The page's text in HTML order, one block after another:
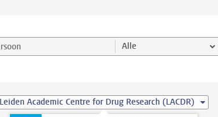
en selecteer categorie Alle
Leiden Academic Centre for Drug Research (LACDR)